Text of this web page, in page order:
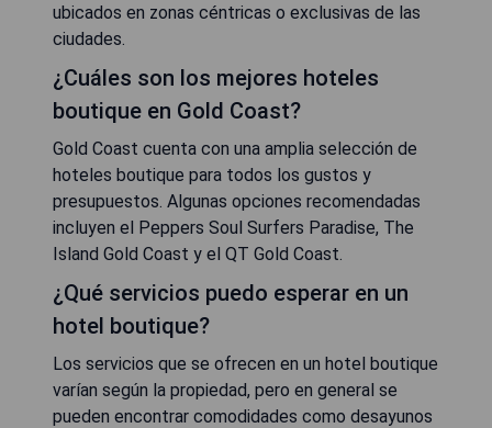
ubicados en zonas céntricas o exclusivas de las
ciudades.
¿Cuáles son los mejores hoteles
boutique en Gold Coast?
Gold Coast cuenta con una amplia selección de
hoteles boutique para todos los gustos y
presupuestos. Algunas opciones recomendadas
incluyen el Peppers Soul Surfers Paradise, The
Island Gold Coast y el QT Gold Coast.
¿Qué servicios puedo esperar en un
hotel boutique?
Los servicios que se ofrecen en un hotel boutique
varían según la propiedad, pero en general se
pueden encontrar comodidades como desayunos